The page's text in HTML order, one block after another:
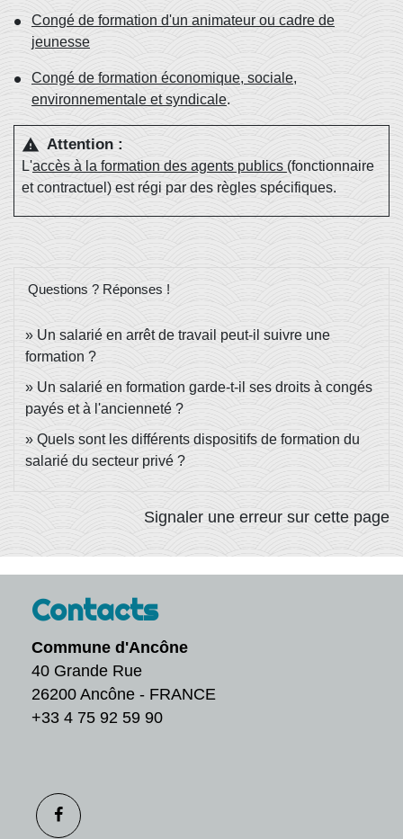
Congé de formation d'un animateur ou cadre de
jeunesse
Congé de formation économique, sociale,
environnementale et syndicale.
warning Attention :
L'accès à la formation des agents publics (fonctionnaire
et contractuel) est régi par des règles spécifiques.
Questions ? Réponses !
Un salarié en arrêt de travail peut-il suivre une
formation ?
Un salarié en formation garde-t-il ses droits à congés
payés et à l'ancienneté ?
Quels sont les différents dispositifs de formation du
salarié du secteur privé ?
Signaler une erreur sur cette page
Contacts
Commune d'Ancône
40 Grande Rue
26200 Ancône - FRANCE
+33 4 75 92 59 90